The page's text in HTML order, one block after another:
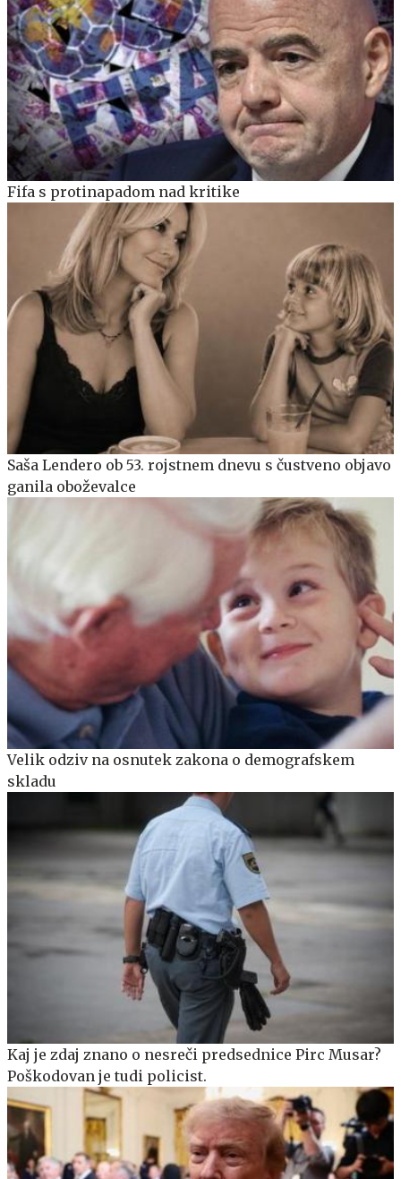
Fifa s protinapadom nad kritike
Saša Lendero ob 53. rojstnem dnevu s čustveno objavo
ganila oboževalce
Velik odziv na osnutek zakona o demografskem
skladu
Kaj je zdaj znano o nesreči predsednice Pirc Musar?
Poškodovan je tudi policist.